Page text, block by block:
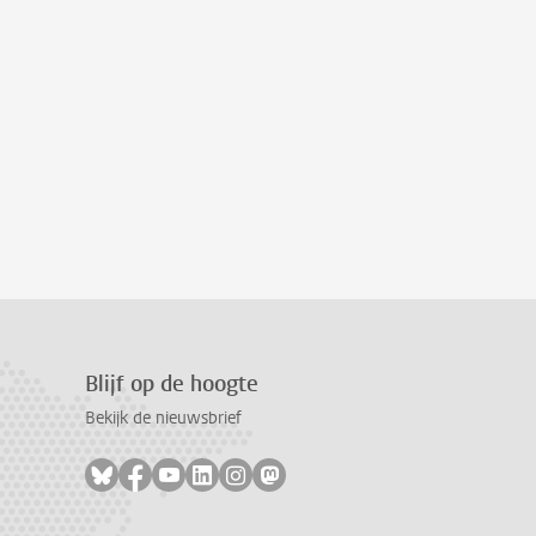
Blijf op de hoogte
Bekijk de nieuwsbrief
Volg ons op bluesky
Volg ons op facebook
Volg ons op youtube
Volg ons op linkedin
Volg ons op instagram
Volg ons op mastodon